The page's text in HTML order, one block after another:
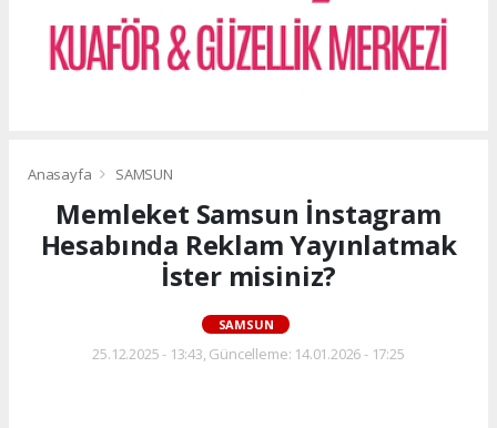
Anasayfa SAMSUN
Memleket Samsun İnstagram
Hesabında Reklam Yayınlatmak
İster misiniz?
SAMSUN
25.12.2025 - 13:43, Güncelleme: 14.01.2026 - 17:25